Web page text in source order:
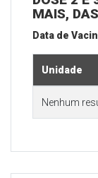
MAIS,
Data de
Unidade
Nenhum